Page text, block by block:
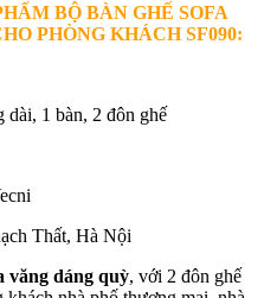
BỘ BÀN GHẾ SOFA
PHÒNG KHÁCH SF090:
dài, 1 bàn, 2 đôn ghế
Thất, Hà Nội
văng dáng quỳ, với 2 đôn ghế